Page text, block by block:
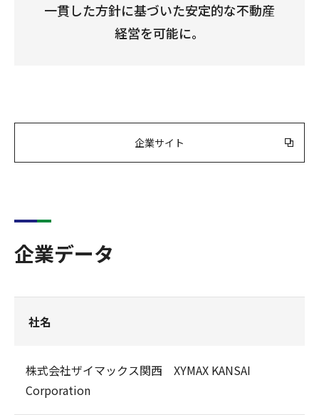
一貫した方針に基づいた安定的な不動産
経営を可能に。
企業サイト
企業データ
社名
株式会社ザイマックス関西 XYMAX KANSAI
Corporation